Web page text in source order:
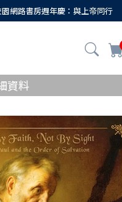
園網路書房週年慶：與上帝同行
資料